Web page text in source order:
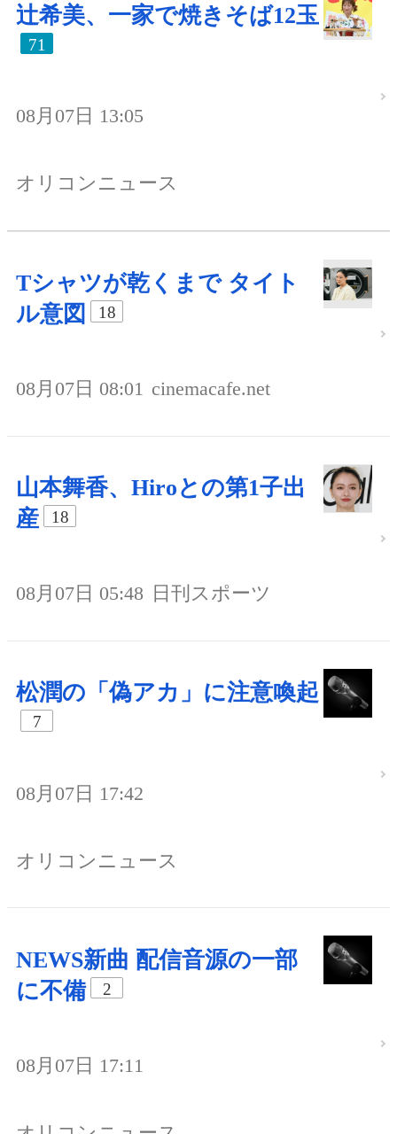
辻希美、一家で焼きそば12玉
71
08月07日 13:05
オリコンニュース
Tシャツが乾くまで タイト
ル意図
18
08月07日 08:01 cinemacafe.net
山本舞香、Hiroとの第1子出
産
18
08月07日 05:48 日刊スポーツ
松潤の「偽アカ」に注意喚起
7
08月07日 17:42
オリコンニュース
NEWS新曲 配信音源の一部
に不備
2
08月07日 17:11